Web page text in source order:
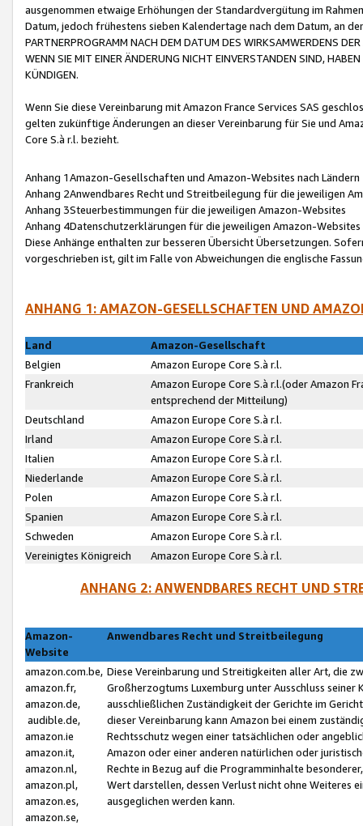
ausgenommen etwaige Erhöhungen der Standardvergütung im
Datum, jedoch frühestens sieben Kalendertage nach dem Datum, an
PARTNERPROGRAMM NACH DEM DATUM DES WIRKSAMWERDENS
WENN SIE MIT EINER ÄNDERUNG NICHT EINVERSTANDEN SIND,
KÜNDIGEN.
Wenn Sie diese Vereinbarung mit Amazon France Services SAS
gelten zukünftige Änderungen an dieser Vereinbarung für Sie und
Core S.à r.l. bezieht.
Anhang 1Amazon-Gesellschaften und Amazon-Websites nach Ländern
Anhang 2Anwendbares Recht und Streitbeilegung für die jeweiligen
Anhang 3Steuerbestimmungen für die jeweiligen Amazon-Websites
Anhang 4Datenschutzerklärungen für die jeweiligen Amazon-Websites
Diese Anhänge enthalten zur besseren Übersicht Übersetzungen.
vorgeschrieben ist, gilt im Falle von Abweichungen die englische
ANHANG 1: AMAZON-GESELLSCHAFTEN UND
Land
Amazon-Gesellschaft
Belgien
Amazon Europe Core S.à r.l.
Frankreich
Amazon Europe Core S.à r.l.(oder Amazon
entsprechend der Mitteilung)
Deutschland
Amazon Europe Core S.à r.l.
Irland
Amazon Europe Core S.à r.l.
Italien
Amazon Europe Core S.à r.l.
Niederlande
Amazon Europe Core S.à r.l.
Polen
Amazon Europe Core S.à r.l.
Spanien
Amazon Europe Core S.à r.l.
Schweden
Amazon Europe Core S.à r.l.
Vereinigtes Königreich
Amazon Europe Core S.à r.l.
ANHANG 2: ANWENDBARES RECHT UND
Amazon-
Website
Anwendbares Recht und Streitbeilegung
amazon.com.be,
amazon.fr,
amazon.de,
audible.de,
amazon.ie
amazon.it,
amazon.nl,
amazon.pl,
amazon.es,
amazon.se,
Diese Vereinbarung und Streitigkeiten aller Art, die
Großherzogtums Luxemburg unter Ausschluss
ausschließlichen Zuständigkeit der Gerichte im
dieser Vereinbarung kann Amazon bei einem
Rechtsschutz wegen einer tatsächlichen oder
Amazon oder einer anderen natürlichen oder
Rechte in Bezug auf die Programminhalte
Wert darstellen, dessen Verlust nicht ohne Weiteres
ausgeglichen werden kann.